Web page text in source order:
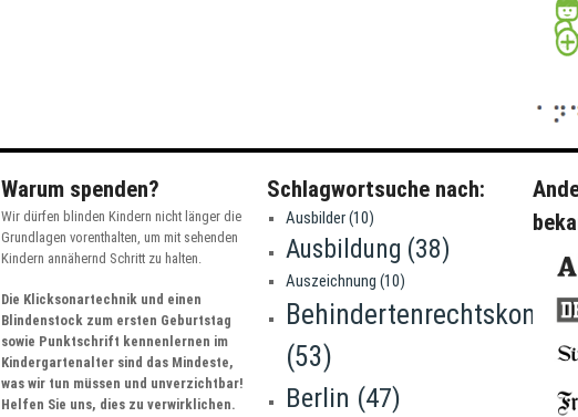
Warum spenden?
Wir dürfen blinden Kindern nicht länger die
Grundlagen vorenthalten, um mit sehenden
Kindern annähernd Schritt zu halten.
Die Klicksonartechnik und einen
Blindenstock zum ersten Geburtstag
sowie Punktschrift kennenlernen im
Kindergartenalter sind das Mindeste,
was wir tun müssen und unverzichtbar!
Helfen Sie uns, dies zu verwirklichen.
Schlagwortsuche nach:
Ausbilder(10)
Ausbildung (38)
Auszeichnung (10)
(53)
Berlin (47)